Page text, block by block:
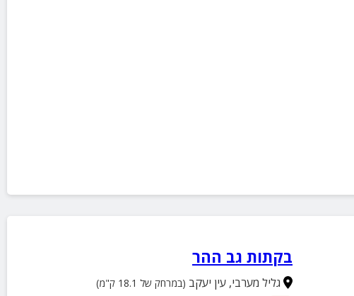
בקתות גב ההר
גליל מערבי,עין יעקב (במרחק של 18.1 ק"מ)